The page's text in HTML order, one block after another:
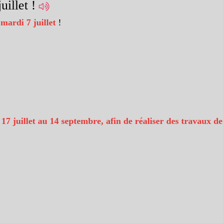
!
7 juillet !
juillet au 14 septembre, afin de réaliser des travaux